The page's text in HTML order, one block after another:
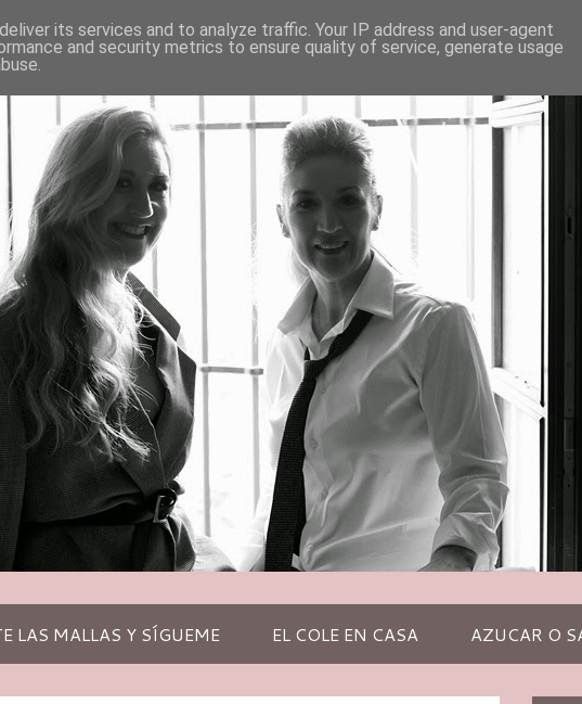
LAS MALLAS Y SÍGUEME EL COLE EN CASA AZUCAR O
its services and to analyze traffic. Your IP address and user-agent
and security metrics to ensure quality of service, generate usage